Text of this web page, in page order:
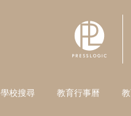
學校搜尋 教育行事曆